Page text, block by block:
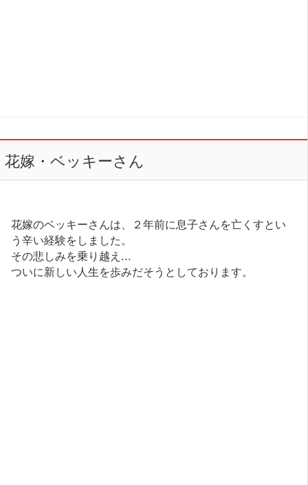
花嫁・ベッキーさん
花嫁のベッキーさんは、２年前に息子さんを亡くすとい
う辛い経験をしました。
その悲しみを乗り越え...
ついに新しい人生を歩みだそうとしております。